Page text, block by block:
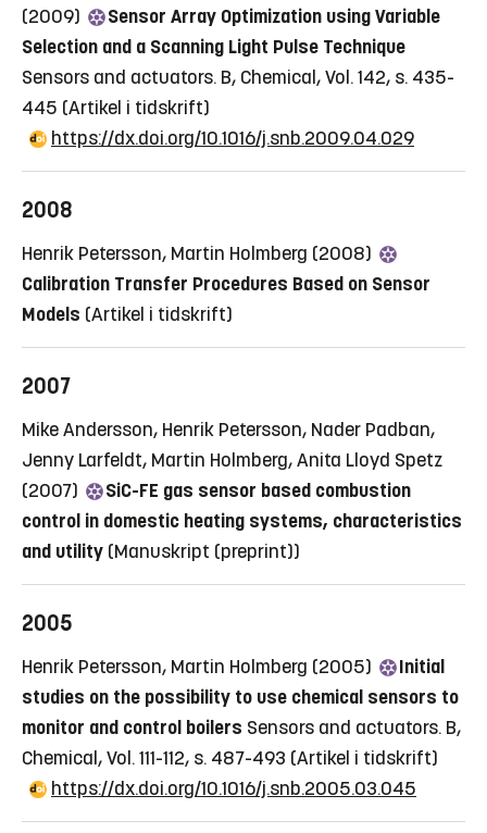
(2009)
Sensor Array Optimization using Variable
Selection and a Scanning Light Pulse Technique
Sensors and actuators. B, Chemical, Vol. 142, s. 435-
445 (Artikel i tidskrift)
https://dx.doi.org/10.1016/j.snb.2009.04.029
2008
Henrik Petersson, Martin Holmberg (2008)
Calibration Transfer Procedures Based on Sensor
Models (Artikel i tidskrift)
2007
Mike Andersson, Henrik Petersson, Nader Padban,
Jenny Larfeldt, Martin Holmberg, Anita Lloyd Spetz
(2007)
SiC-FE gas sensor based combustion
control in domestic heating systems, characteristics
and utility (Manuskript (preprint))
2005
Henrik Petersson, Martin Holmberg (2005)
Initial
studies on the possibility to use chemical sensors to
monitor and control boilers Sensors and actuators. B,
Chemical, Vol. 111-112, s. 487-493 (Artikel i tidskrift)
https://dx.doi.org/10.1016/j.snb.2005.03.045